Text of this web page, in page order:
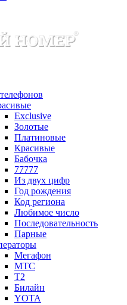
Exclusive
Золотые
Платиновые
Красивые
Бабочка
77777
Из двух цифр
Год рождения
Код региона
Любимое число
Последовательность
Парные
Мегафон
МТС
Т2
Билайн
YOTA